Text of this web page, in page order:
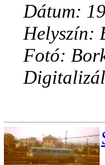
Dátum:
Helyszín:
Fotó: